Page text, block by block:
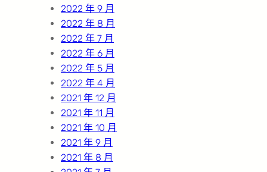
2022 年 9 月
2022 年 8 月
2022 年 7 月
2022 年 6 月
2022 年 5 月
2022 年 4 月
2021 年 12 月
2021 年 11 月
2021 年 10 月
2021 年 9 月
2021 年 8 月